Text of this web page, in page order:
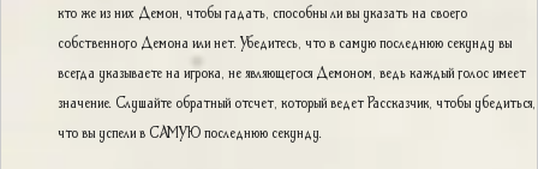
кто же из них Демон, чтобы гадать, способны ли вы указать на своего
собственного Демона или нет. Убедитесь, что в самую последнюю секунду вы
всегда указываете на игрока, не являющегося Демоном, ведь каждый голос имеет
значение. Слушайте обратный отсчет, который ведет Рассказчик, чтобы убедиться,
что вы успели в САМУЮ последнюю секунду.